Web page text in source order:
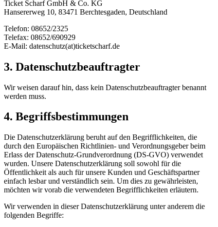
Ticket Scharf GmbH & Co. KG
Hansererweg 10, 83471 Berchtesgaden, Deutschland
Telefon: 08652/2325
Telefax: 08652/690929
E-Mail: datenschutz(at)ticketscharf.de
3. Datenschutzbeauftragter
Wir weisen darauf hin, dass kein Datenschutzbeauftragter benannt
werden muss.
4. Begriffsbestimmungen
Die Datenschutzerklärung beruht auf den Begrifflichkeiten, die
durch den Europäischen Richtlinien- und Verordnungsgeber beim
Erlass der Datenschutz-Grundverordnung (DS-GVO) verwendet
wurden. Unsere Datenschutzerklärung soll sowohl für die
Öffentlichkeit als auch für unsere Kunden und Geschäftspartner
einfach lesbar und verständlich sein. Um dies zu gewährleisten,
möchten wir vorab die verwendeten Begrifflichkeiten erläutern.
Wir verwenden in dieser Datenschutzerklärung unter anderem die
folgenden Begriffe: